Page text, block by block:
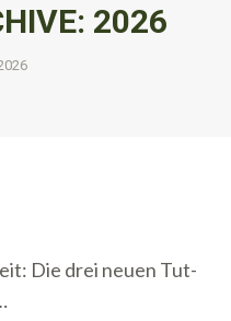
2026
sich hier:
Die drei neuen Tut-